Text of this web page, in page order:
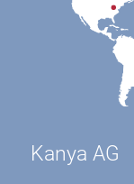
Kanya AG